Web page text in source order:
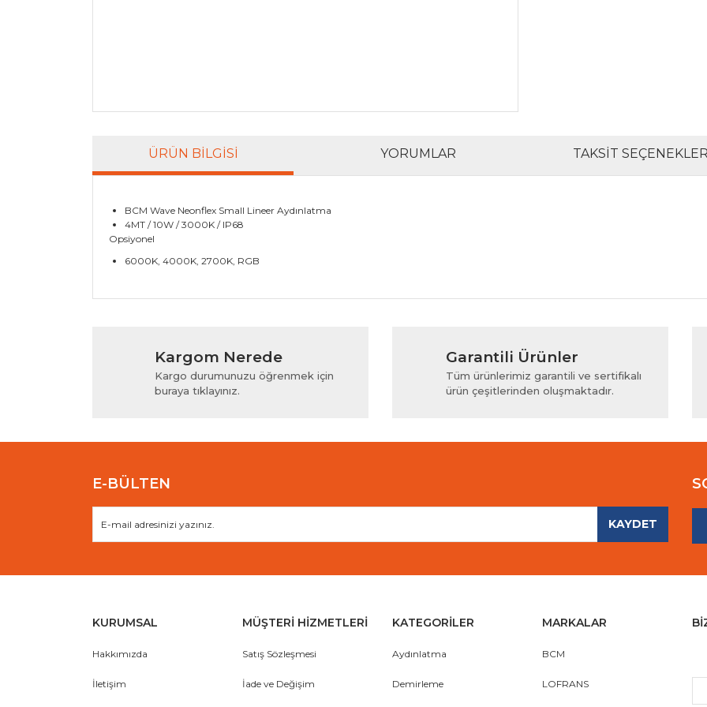
ÜRÜN BILGISI YORUMLAR TAKSIT
BCM Wave Neonflex Small Lineer Aydınlatma
4MT / 10W / 3000K / IP68
Opsiyonel
6000K, 4000K, 2700K, RGB
Yorum Yaz
Bu ürünün fiyat bilgisi, resim, ürün açıklamalarında ve diğer konularda yetersiz gördüğünüz noktaları öneri formunu
Ürün resmi kalitesiz, bozuk veya görüntülenemiyor.
Ürün açıklamasında eksik bilgiler bulunuyor.
Ürün bilgilerinde hatalar bulunuyor.
Bu ürüne benzer farklı alternatifler olmalı.
Kargom Nerede
Kargo durumunuzu öğrenmek için
buraya tıklayınız.
Garantili Ürünler
Tüm ürünlerimiz garantili ve sertifikalı
ürün çeşitlerinden oluşmaktadır.
E-BÜLTEN
KAYDET
KURUMSAL
Hakkımızda
İletişim
MÜŞTERİ HİZMETLERİ
Satış Sözleşmesi
İade ve Değişim
KATEGORİLER
Aydınlatma
Demirleme
MARKALAR
BCM
LOFRANS